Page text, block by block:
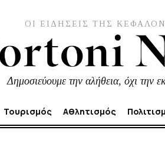
ΟΙ ΕΙΔΗΣΕΙΣ ΤΗΣ
Δημοσιεύουμε την αλήθεια, όχι την
Τουρισμός Αθλητισμός